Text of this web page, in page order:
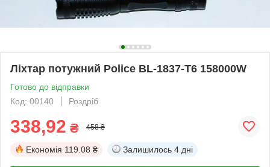
Ліхтар потужний Police BL-1837-T6 158000W
Готово до відправки
Код: 00140
Роздріб
338,92 ₴ 458 ₴
Економія 119.08 ₴ Залишилось 4 дні